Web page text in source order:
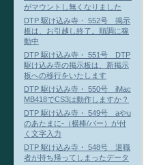
がマウントし無くなりました
DTP 駆け込み寺・ 552号 掲示
板は、お引越し終了。順調に稼
動中
DTP 駆け込み寺・ 551号 DTP
駆け込み寺の掲示板は、新掲示
板への移行をいたします
DTP 駆け込み寺・ 550号 iMac
MB418でCS3は動作しますか？
DTP 駆け込み寺・ 549号 aやu
のあたまに-（横棒/バー）が付
く文字入力
DTP 駆け込み寺・ 548号 退職
者が持ち帰ってしまったデータ